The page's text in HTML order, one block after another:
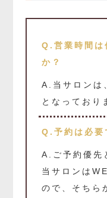
Q.営業時間は
か？
A.当サロンは
となっており
Q.予約は必要
A.ご予約優先
当サロンは
ので、そちら